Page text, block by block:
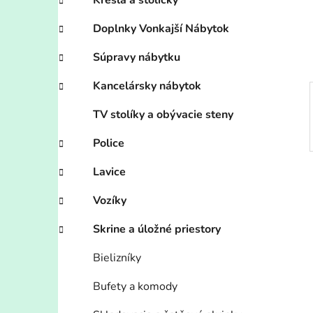
l
Doplnky Vonkajší Nábytok
Súpravy nábytku
Kancelársky nábytok
TV stolíky a obývacie steny
Police
Lavice
Vozíky
Skrine a úložné priestory
Bielizníky
Bufety a komody